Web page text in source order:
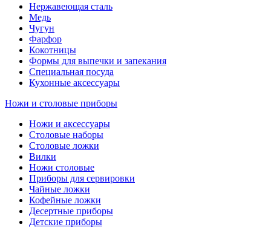
Нержавеющая сталь
Медь
Чугун
Фарфор
Кокотницы
Формы для выпечки и запекания
Специальная посуда
Кухонные аксессуары
Ножи и столовые приборы
Ножи и аксессуары
Столовые наборы
Столовые ложки
Вилки
Ножи столовые
Приборы для сервировки
Чайные ложки
Кофейные ложки
Десертные приборы
Детские приборы